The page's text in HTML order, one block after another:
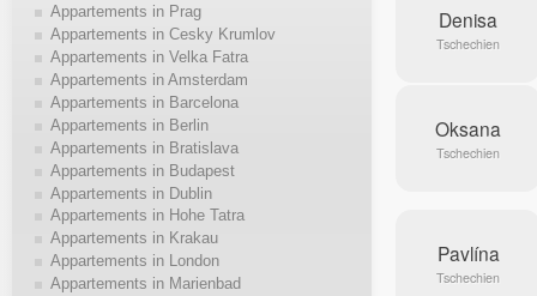
Appartements in Prag
Appartements in Cesky Krumlov
Appartements in Velka Fatra
Appartements in Amsterdam
Appartements in Barcelona
Appartements in Berlin
Appartements in Bratislava
Appartements in Budapest
Appartements in Dublin
Appartements in Hohe Tatra
Appartements in Krakau
Appartements in London
Appartements in Marienbad
Denisa
Tschechien
Oksana
Tschechien
Pavlína
Tschechien